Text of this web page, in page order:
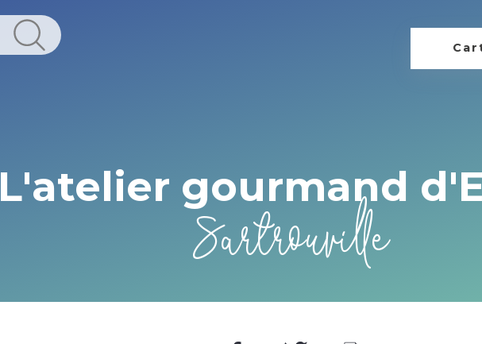
L'atelier gourmand
Sartrouville